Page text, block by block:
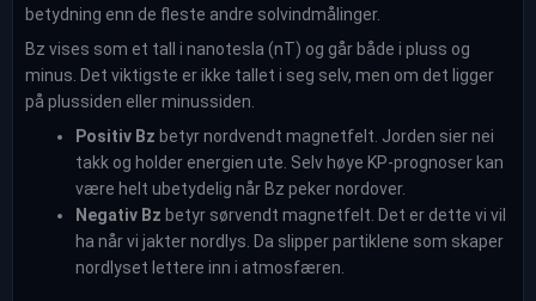
betydning enn de fleste andre solvindmålinger.
Bz vises som et tall i nanotesla (nT) og går både i pluss og
minus. Det viktigste er ikke tallet i seg selv, men om det ligger
på plussiden eller minussiden.
Positiv Bz betyr nordvendt magnetfelt. Jorden sier nei
takk og holder energien ute. Selv høye KP-prognoser kan
være helt ubetydelig når Bz peker nordover.
Negativ Bz betyr sørvendt magnetfelt. Det er dette vi vil
ha når vi jakter nordlys. Da slipper partiklene som skaper
nordlyset lettere inn i atmosfæren.